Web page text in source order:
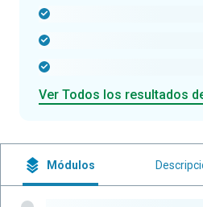
Ver Todos los resultados
Módulos